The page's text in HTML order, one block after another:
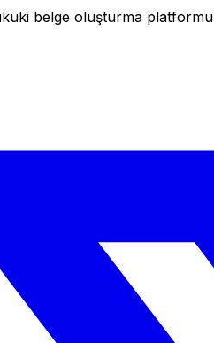
belge oluşturma